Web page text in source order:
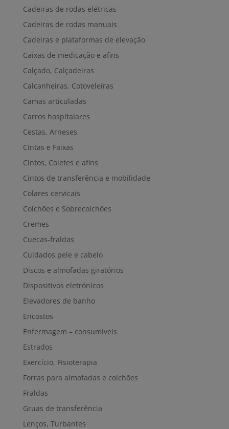
Cadeiras de rodas elétricas
Cadeiras de rodas manuais
Cadeiras e plataformas de elevação
Caixas de medicação e afins
Calçado, Calçadeiras
Calcanheiras, Cotoveleiras
Camas articuladas
Carros hospitalares
Cestas, Arneses
Cintas e Faixas
Cintos, Coletes e afins
Cintos de transferência e mobilidade
Colares cervicais
Colchões e Sobrecolchões
Cremes
Cuecas-fraldas
Cuidados pele e cabelo
Discos e almofadas giratórios
Dispositivos eletrónicos
Elevadores de banho
Encostos
Enfermagem – consumíveis
Estrados
Exercício, Fisioterapia
Forras para almofadas e colchões
Fraldas
Gruas de transferência
Lenços, Turbantes